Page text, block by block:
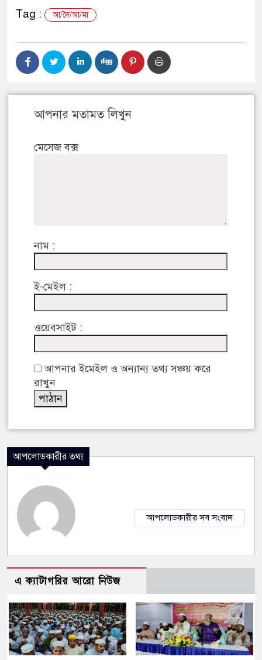
Tag :
আ/দৈ/আ/মা
আপনার মতামত লিখুন
মেসেজ বক্স
নাম :
ই-মেইল :
ওয়েবসাইট :
আপনার ইমেইল ও অন্যান্য তথ্য সঞ্চয় করে
রাখুন
আপলোডকারীর তথ্য
আপলোডকারীর সব সংবাদ
এ ক্যাটাগরির আরো নিউজ